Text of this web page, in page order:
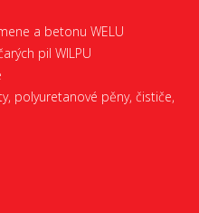
a betonu WELU
pil WILPU
polyuretanové pěny, čističe,